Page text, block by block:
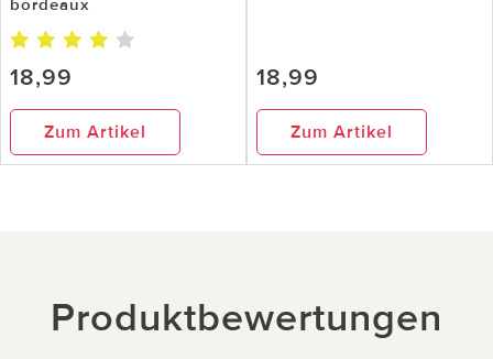
bordeaux
18,99
Zum Artikel
18,99
Zum Artikel
Produktbewertungen